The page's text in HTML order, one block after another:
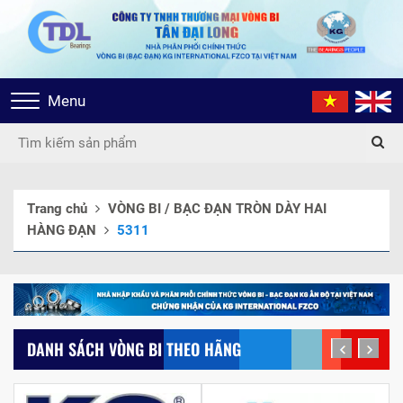
Toggle
navigation
Menu
Trang chủ
VÒNG BI / BẠC ĐẠN TRÒN DÀY HAI
HÀNG ĐẠN
5311
DANH SÁCH VÒNG BI THEO HÃNG prev next